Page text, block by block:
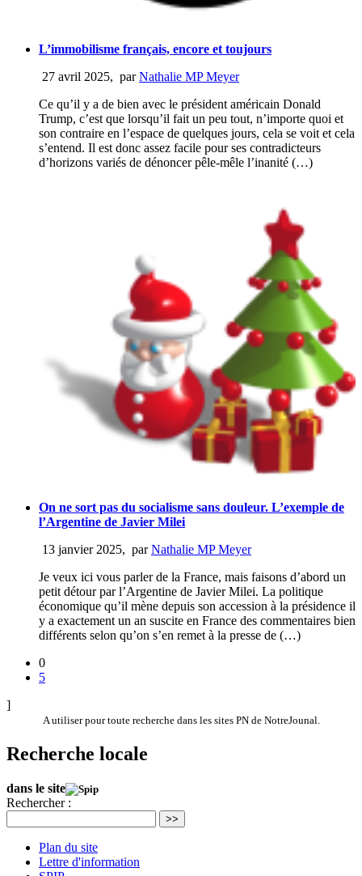
L’immobilisme français, encore et toujours
27 avril 2025, parNathalie MP Meyer
Ce qu’il y a de bien avec le président américain Donald
Trump, c’est que lorsqu’il fait un peu tout, n’importe quoi et
son contraire en l’espace de quelques jours, cela se voit et cela
s’entend. Il est donc assez facile pour ses contradicteurs
d’horizons variés de dénoncer pêle-mêle l’inanité (…)
On ne sort pas du socialisme sans douleur. L’exemple de
l’Argentine de Javier Milei
13 janvier 2025, parNathalie MP Meyer
Je veux ici vous parler de la France, mais faisons d’abord un
petit détour par l’Argentine de Javier Milei. La politique
économique qu’il mène depuis son accession à la présidence il
y a exactement un an suscite en France des commentaires bien
différents selon qu’on s’en remet à la presse de (…)
0
5
]
A utiliser pour toute recherche dans les sites PN de NotreJounal.
Recherche locale
dans le site
Rechercher :
>>
Plan du site
Lettre d'information